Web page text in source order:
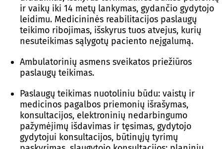
ir vaikų iki 14 metų lankymas, gydančio gydytojo
leidimu. Medicininės reabilitacijos paslaugų
teikimo ribojimas, išskyrus tuos atvejus, kurių
nesuteikimas sąlygotų paciento neįgalumą.
Ambulatorinių asmens sveikatos priežiūros
paslaugų teikimas.
Paslaugų teikimas nuotoliniu būdu: vaistų ir
medicinos pagalbos priemonių išrašymas,
konsultacijos, elektroninių nedarbingumo
pažymėjimų išdavimas ir tęsimas, gydytojo
gydytojui konsultacijos, būtinųjų tyrimų